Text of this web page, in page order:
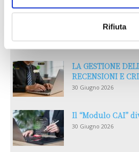
Rifiuta
30 Giugno 2026
LA GESTIONE
RECENSIONI E
30 Giugno 2026
Il “Modulo CAI”
30 Giugno 2026